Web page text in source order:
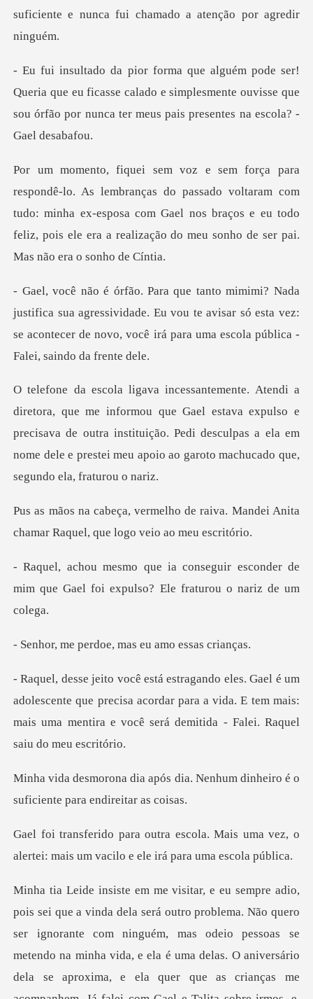
suficiente e nunca fu
que eu ficasse calado e simplesmente ouvisse que
sou órfão p
assado voltaram com
tudo: minha ex-esposa com Gael nos braços e eu todo
feliz, p
ua agressividade. Eu vou te avisar só esta vez:
se acontecer de no
ue Gael estava expulso e
precisava de outra instituição. Pedi desculpas a ela em
n
e raiva. Mandei Anita
chamar Raque
ir esconder de
mim que Gael foi expul
rdoe, mas eu amo
escente que precisa acordar para a vida. E tem mais:
mais uma me
dia. Nenhum dinheiro é o
sufici
a. Mais uma vez, o
alertei: mais um va
a delas. O aniversário
dela se aproxima, e ela quer que as crianças me